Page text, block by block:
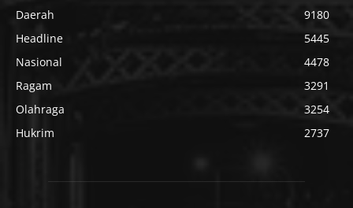
Daerah
9180
Headline
5445
Nasional
4478
Ragam
3291
Olahraga
3254
Hukrim
2737